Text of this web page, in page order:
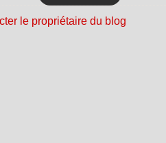
le propriétaire du blog